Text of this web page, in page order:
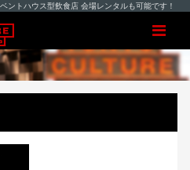
ントハウス型飲食店 会場レンタルも可能です！